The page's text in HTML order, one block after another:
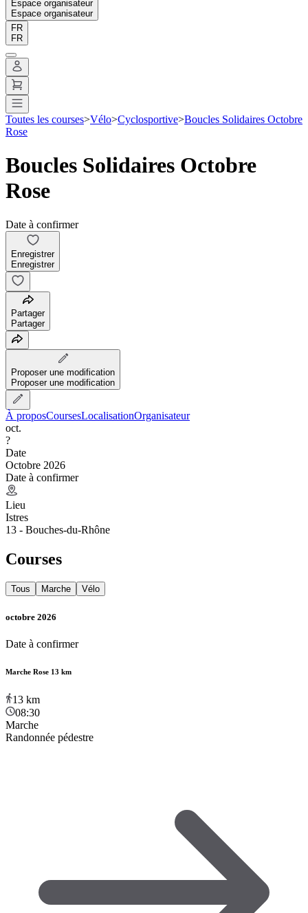
Espace organisateur
Espace organisateur
FR
FR
Toutes les courses>Vélo>Cyclosportive>Boucles Solidaires Octobre
Rose
Boucles Solidaires Octobre
Rose
Date à confirmer
Enregistrer
Enregistrer
Partager
Partager
Proposer une modification
Proposer une modification
À proposCoursesLocalisationOrganisateur
oct.
?
Date
Octobre 2026
Date à confirmer
Lieu
Istres
13 - Bouches-du-Rhône
Courses
Tous Marche Vélo
octobre 2026
Date à confirmer
Marche Rose 13 km
13 km
08:30
Marche
Randonnée pédestre